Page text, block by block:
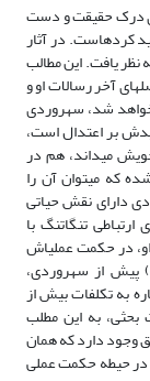
درک حقیقت و دست
کرده­­است. در آثار
یافت. این مطالب
آخر رسالات او و
خواهد شد، سهروردی
بر اعتدال است،
می­داند، هم در
که می­توان آن را
دارای نقش حیاتی
تنگاتنگ با
در حکمت عملی­اش
هم در جریان است. (نظیری و دیگران، 1398: 85-86) پیش از سهروردی،
به تکلفات بیش از
به این مطلب
وجود دارد که همان
است (سهروردی، 1380 ج2: 10) که در حیطه حکمت عملی